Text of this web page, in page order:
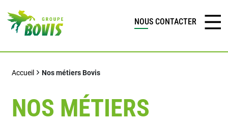
NOUS CONTACTER
Accueil Nos métiers Bovis
NOS MÉTIERS